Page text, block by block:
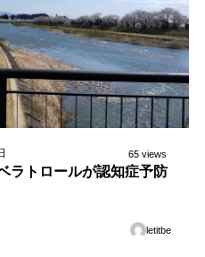
65 views
ラトロールが認知症予防
letitbe